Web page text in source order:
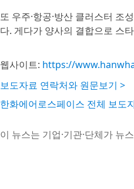
또 우주·항공·방산 클러스터
다. 게다가 양사의 결합으로 스
웹사이트: https://
보도자료 연락처와 원문보기 >
한화에어로스페이스 전체 보도
이 뉴스는 기업·기관·단체가